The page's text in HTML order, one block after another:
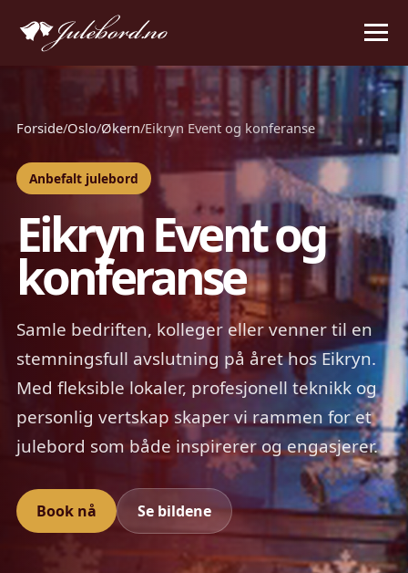
Forside/Oslo/Økern/Eikryn Event og konferanse
Anbefalt julebord
Eikryn Event og
konferanse
Samle bedriften, kolleger eller venner til en
stemningsfull avslutning på året hos Eikryn.
Med fleksible lokaler, profesjonell teknikk og
personlig vertskap skaper vi rammen for et
julebord som både inspirerer og engasjerer.
Book nå Se bildene